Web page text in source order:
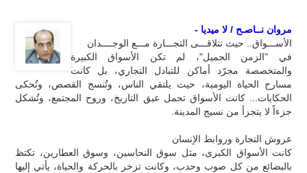
مروان نــاصـح / لا ميديا -
الأســـواق.. حيث تتلاقـــى التجـــارة مـــع الوجــــدان
في "الزمن الجميل"، لم تكن الأسواق الكبيرة
والمتخصصة مجرّد أماكن للتبادل التجاري، بل كانت
مسارح الحياة اليومية، حيث يلتقي الناس، وتُنسج القصص، وتُحكى
الحكايات... كانت الأسواق تحمل عبق التاريخ، وروح المجتمع، وتُشكل
جزءاً لا يتجزأ من نسيج المدينة.
عروش التجارة وروابط الإنسان
كانت الأسواق الكبرى، مثل سوق النحاسين، وسوق العطارين، تكتظ
بالبضائع من كل صوب وحدب، وكانت تزخر بالحركة والحياة، يأتي إليها